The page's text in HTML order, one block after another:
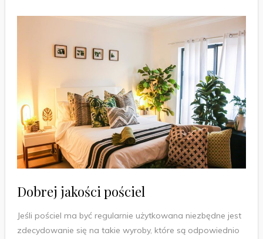
Dobrej jakości pościel
Jeśli pościel ma być regularnie użytkowana niezbędne jest
zdecydowanie się na takie wyroby, które są odpowiednio